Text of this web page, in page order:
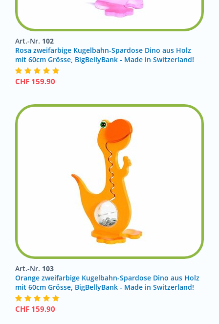
Art.-Nr. 102
Rosa zweifarbige Kugelbahn-Spardose Dino aus Holz
mit 60cm Grösse, BigBellyBank - Made in Switzerland!
CHF 159.90
Art.-Nr. 103
Orange zweifarbige Kugelbahn-Spardose Dino aus Holz
mit 60cm Grösse, BigBellyBank - Made in Switzerland!
CHF 159.90